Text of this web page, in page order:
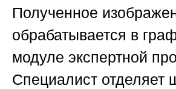
Полученное
обрабатывается в
модуле экспертной
Специалист отделяет